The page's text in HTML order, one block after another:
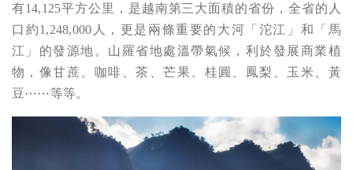
有14,125平方公里，是越南第三大面積的省份，全省的人
口約1,248,000人，更是兩條重要的大河「沱江」和「馬
江」的發源地。山羅省地處溫帶氣候，利於發展商業植
物，像甘蔗、咖啡、茶、芒果、桂圓、鳳梨、玉米、黃
豆⋯⋯等等。